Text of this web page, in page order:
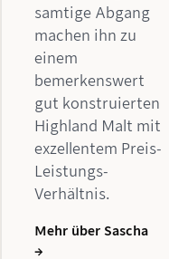
samtige Abgang
machen ihn zu
einem
bemerkenswert
gut konstruierten
Highland Malt mit
exzellentem Preis-
Leistungs-
Verhältnis.
Mehr über Sascha
→